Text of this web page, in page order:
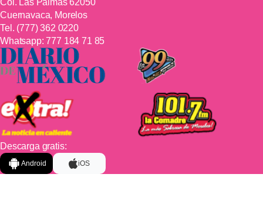
Cuernavaca, Morelos
Tel. (777) 362 0220
Whatsapp:777 184 71 85
Descarga gratis:
Android iOS